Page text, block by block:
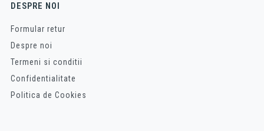
DESPRE NOI
Formular retur
Despre noi
Termeni si conditii
Confidentialitate
Politica de Cookies